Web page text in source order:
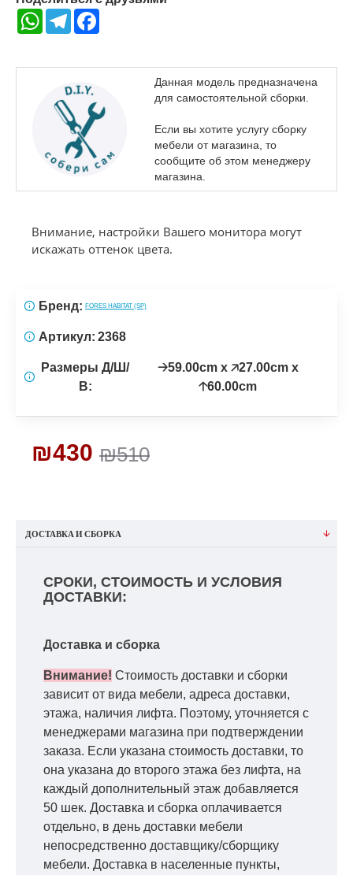
WhatsAppTelegram
Данная модель предназначена
для самостоятельной сборки.
Если вы хотите услугу сборку
мебели от магазина, то
сообщите об этом менеджеру
магазина.
Внимание, настройки Вашего монитора могут
искажать оттенок цвета.
₪510
₪430
Бренд: FORES HABITAT (SP)
Артикул: 2368
Размеры Д/Ш/
В:
🡢59.00cm x 🡥27.00cm x
🡡60.00cm
ДОСТАВКА И СБОРКА
СРОКИ, СТОИМОСТЬ И УСЛОВИЯ
ДОСТАВКИ:
Доставка и сборка
Внимание! Стоимость доставки и сборки
зависит от вида мебели, адреса доставки,
этажа, наличия лифта. Поэтому, уточняется с
менеджерами магазина при подтверждении
заказа. Если указана стоимость доставки, то
она указана до второго этажа без лифта, на
каждый дополнительный этаж добавляется
50 шек. Доставка и сборка оплачивается
отдельно, в день доставки мебели
непосредственно доставщику/сборщику
мебели. Доставка в населенные пункты,